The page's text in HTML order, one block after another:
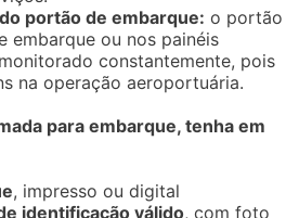
portão de embarque: o portão
embarque ou nos painéis
constantemente, pois
na operação aeroportuária.
para embarque, tenha em
, impresso ou digital
identificação válido, com foto